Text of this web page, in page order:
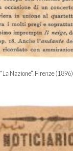
“La Nazione”, Firenze (1896)